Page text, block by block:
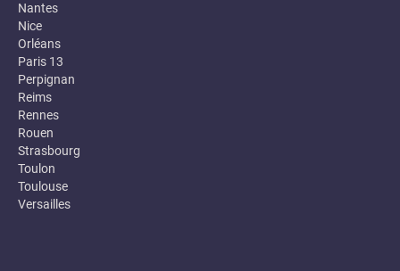
Nantes
Nice
Orléans
Paris 13
Perpignan
Reims
Rennes
Rouen
Strasbourg
Toulon
Toulouse
Versailles